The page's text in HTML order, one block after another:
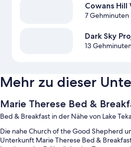
Cowans Hill
7 Gehminuten
Dark Sky
13
Mehr zu dieser
Marie Therese Bed &
Bed & Breakfast in der Nähe von Lake
Die nahe Church of the Good Shepherd
Unterkunft Marie Therese Bed &